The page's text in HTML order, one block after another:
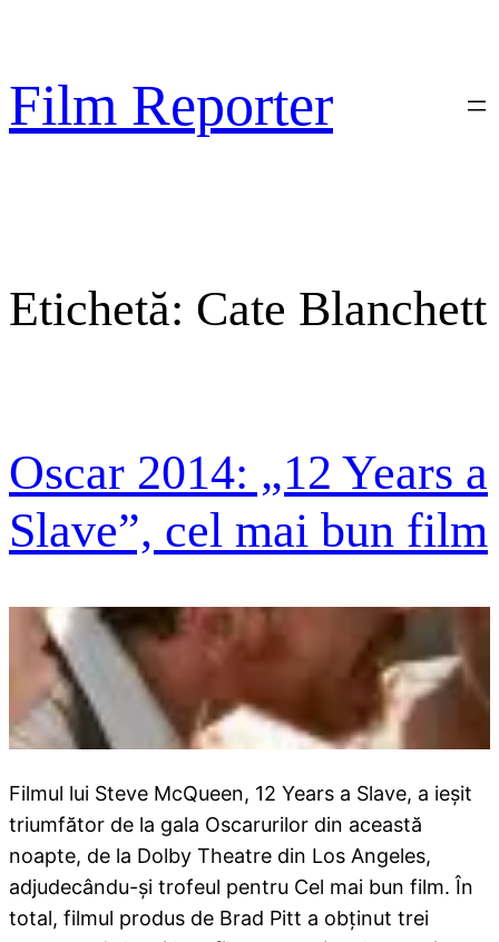
conținut
Film Reporter
Etichetă: Cate Blanchett
Oscar 2014: „12 Years a
Slave”, cel mai bun film
Filmul lui Steve McQueen, 12 Years a Slave, a ieșit
triumfător de la gala Oscarurilor din această
noapte, de la Dolby Theatre din Los Angeles,
adjudecându-și trofeul pentru Cel mai bun film. În
total, filmul produs de Brad Pitt a obținut trei